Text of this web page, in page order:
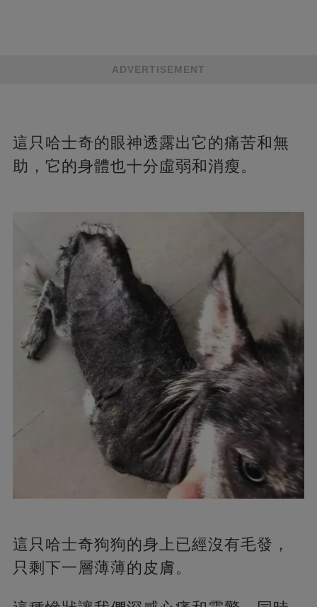
ADVERTISEMENT
這只哈士奇的眼神透露出它的痛苦和無
助，它的身體也十分虛弱和消瘦。
這只哈士奇狗狗的身上已經沒有毛發，
只剩下一層薄薄的皮膚。